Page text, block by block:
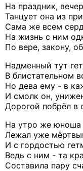
На праздник,
Танцует она из
Сама же всем
На жизнь с ним
По вере, закону,
Надменный тут
В блистательном
Но дева ему - в
И смолк он,
Дорогой побрёл в
На утро же юноша
Лежал уже
И с гордостью
Ведь с ним - та
Составила пару